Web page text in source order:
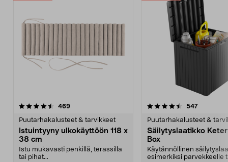
469arvostelut
Puutarhakalusteet & tarvikkeet
Istuintyyny ulkokäyttöön 118 x
38 cm
Istu mukavasti penkillä, terassilla
tai pihat...
4.5 viidestä
547arvostelut
Puutarhakalusteet &
Säilytyslaatikko
Box
Käytännöllinen
esimerkiksi parvekkeelle
4.5 viidestä